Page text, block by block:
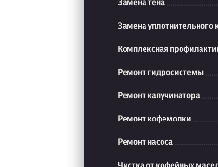
Замена тена
Замена уплотнительного
Комплексная
Ремонт гидросистемы
Ремонт капучинатора
Ремонт кофемолки
Ремонт насоса
Чистка от кофейных